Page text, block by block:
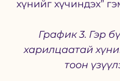
хүнийг хүчиндэх”
харилцаатай
тоон